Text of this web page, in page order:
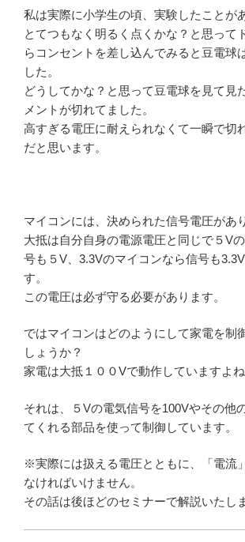
私は実際に小学生の頃、実験したことが
とてつもなく明るく点くかな？と思って
らコンセントを差し込んでみると豆電球
した。
どうしてかな？と思って豆電球を見て見
メントが切れてました。
高すぎる電圧に耐えられなくて一瞬で切
だと思います。
マイコンには、決められた信号電圧があ
大抵は自分自身の電源電圧と同じで５V
号も５V、3.3Vのマイコンなら信号も
す。
この電圧は必ず守る必要があります。
ではマイコンはどのようにして家電を制
しょうか？
家電は大抵１００Vで動作していますよね
それは、５Vの電気信号を100Vやその他
てくれる部品を使って制御しています。
※実際には扱える電圧とともに、「電流
なければいけません。
その話は後ほどのセミナーで解説いたし